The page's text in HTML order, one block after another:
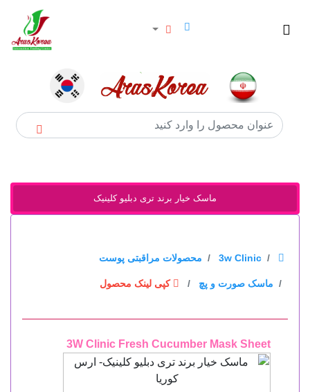
درباره
کوریا
برندها
گروه محصولات
ماسک خیار برند تری دبلیو کلینیک
3w Clinic محصولات مراقبتی پوست
ماسک صورت و پچ کپی لینک محصول
3W Clinic Fresh Cucumber Mask Sheet